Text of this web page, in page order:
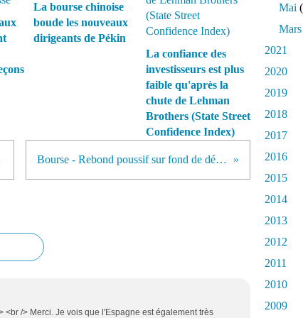
La bourse chinoise
boude les nouveaux
dirigeants de Pékin
La confiance des
investisseurs est plus
faible qu'après la
chute de Lehman
Brothers (State Street
Confidence Index)
Bourse - Rebond poussif sur fond de désinflation rampante
<br /> Merci. Je vois que l'Espagne est également très
Mai
Mars
2021
2020
2019
2018
2017
2016
2015
2014
2013
2012
2011
2010
2009